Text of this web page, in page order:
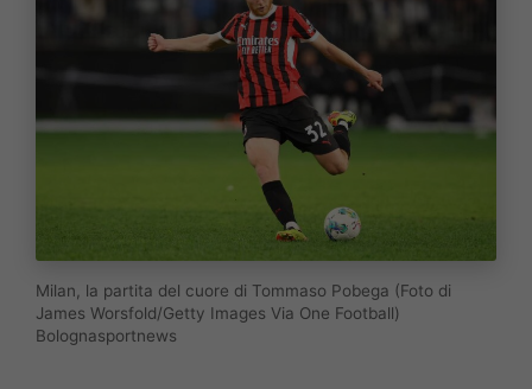
Milan, la partita del cuore di Tommaso Pobega (Foto di
James Worsfold/Getty Images Via One Football)
Bolognasportnews